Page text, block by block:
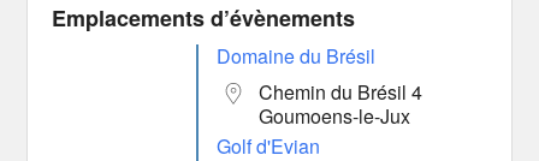
Emplacements d’évènements
Domaine du Brésil
Chemin du Brésil 4
Goumoens-le-Jux
Golf d'Evian